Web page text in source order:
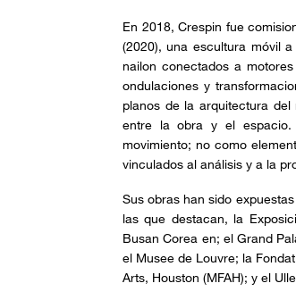
En 2018, Crespin fue
(2020), una escultura móvil
nailon conectados a
ondulaciones y
planos de la arquitectura
entre la obra y el
movimiento; no como
vinculados al análisis y a la
Sus obras han sido
las que destacan, la
Busan Corea en; el Grand
el Musee de Louvre; la
Arts, Houston (MFAH); y el